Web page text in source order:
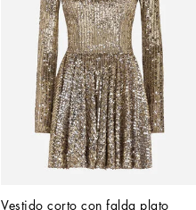
Vestido corto con falda plato